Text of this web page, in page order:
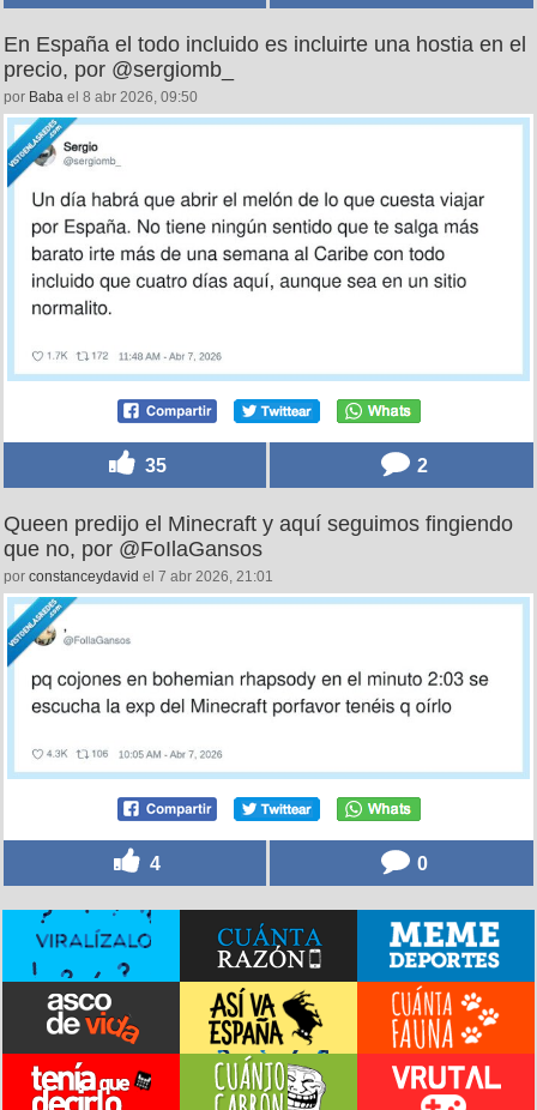
En España el todo incluido es incluirte una hostia en el
precio, por @sergiomb_
por Baba el 8 abr 2026, 09:50
35 2
Queen predijo el Minecraft y aquí seguimos fingiendo
que no, por @FoIlaGansos
por constanceydavid el 7 abr 2026, 21:01
4 0